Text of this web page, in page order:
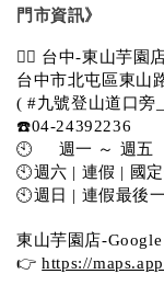
門市資訊》
💁‍♀️ 台中-東山芋園
台中市北屯區東山
( #九號登山道口旁
☎️04-24392236
🕙     週一 ～ 週五
🕙週六 | 連假 | 國
🕙週日 | 連假最後
東山芋園店-
👉 https://